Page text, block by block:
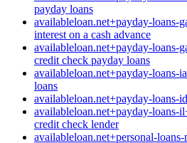
payday loans
availableloan.net+payday-loans-
interest on a cash advance
availableloan.net+payday-loans-
credit check payday loans
availableloan.net+payday-loans-
loans
availableloan.net+payday-loans-
availableloan.net+payday-loans-
credit check lender
availableloan.net+personal-